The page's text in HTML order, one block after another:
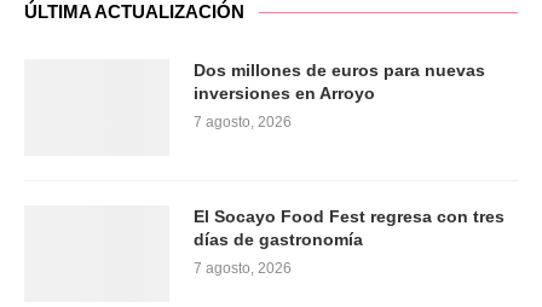
ÚLTIMA ACTUALIZACIÓN
Dos millones de euros para nuevas
inversiones en Arroyo
7 agosto, 2026
El Socayo Food Fest regresa con tres
días de gastronomía
7 agosto, 2026